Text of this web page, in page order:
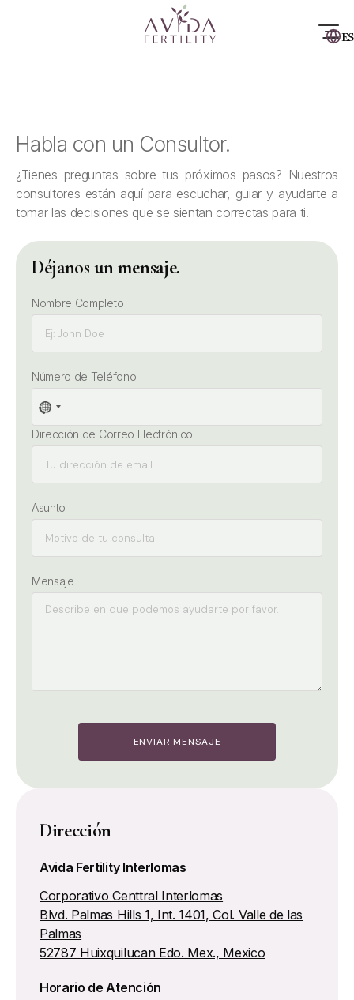
ES
Habla con un Consultor.
¿Tienes preguntas sobre tus próximos pasos? Nuestros
consultores están aquí para escuchar, guiar y ayudarte a
tomar las decisiones que se sientan correctas para ti.
Dirección
Avida Fertility Interlomas
Corporativo Centtral Interlomas
Blvd. Palmas Hills 1, Int. 1401, Col. Valle de las
Palmas
52787 Huixquilucan Edo. Mex., Mexico
Horario de Atención
Déjanos un mensaje.
Nombre Completo
Número de Teléfono
No
country
selected
Dirección de Correo Electrónico
Asunto
Mensaje